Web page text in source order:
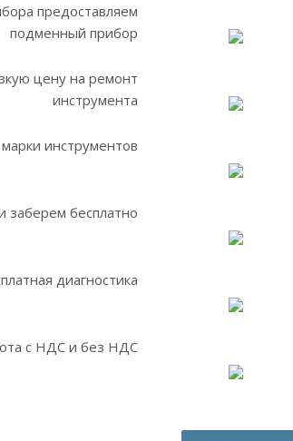
предоставляем
подменный прибор
цену на ремонт
инструмента
инструментов
заберем бесплатно
диагностика
с НДС и без НДС